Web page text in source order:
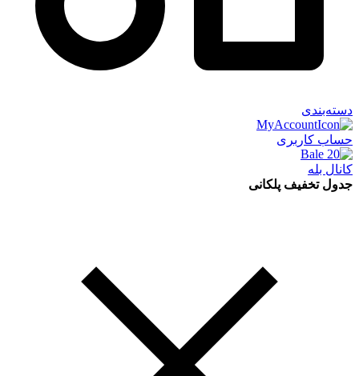
دسته‌بندی
حساب کاربری
کانال بله
جدول تخفیف پلکانی